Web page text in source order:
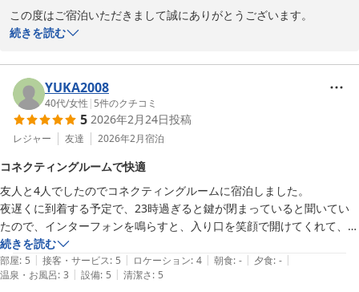
この度はご宿泊いただきまして誠にありがとうございます。
また、お忙しい中クチコミをご投稿いただき重ねて御礼申し上げま
雰囲気を気に入っていただけたこと、大変嬉しく思います。
清掃についてのご指摘、貴重なご意見をありがとうございます。
ご不快な思いをさせてしまいまして申し訳ございませんでした。
より清潔感のある環境を提供できるよう、改善に努めてまいりま
また、食事が丁度良かったとのお言葉も励みになります。
メニューは一部日替わりでご用意しております。また、ザンギやカ
ツゲンなどの北海道らしいメニューも提供しております。ぜひまた
ご利用いただけますと幸いでございます。
また機会がございましたら、どうぞ当館をご利用くださいませ。
続きを読む
YUKA2008
40代/女性 | 5件のクチコミ
5 2026年2月24日投稿
レジャー 友達 2026年2月宿泊
コネクティングルームで快適
友人と4人でしたのでコネクティングルームに宿泊しました。
夜遅くに到着する予定で、23時過ぎると鍵が閉まっていると聞いてい
たので、インターフォンを鳴らすと、入り口を笑顔で開けてくれて、と
ても気持ちの良い接客をして頂きました。
普通のツインなら狭く感じてしまいますが、２部屋繋がっているので広
く感じるし、トイレも、洗面所も２つあるので、とても便利でした。
続きを読む
部屋: 5 | 接客・サービス: 5 | ロケーション: 4 | 朝食: - | 夕食: - |
温泉・お風呂: 3 | 設備: 5 | 清潔さ: 5